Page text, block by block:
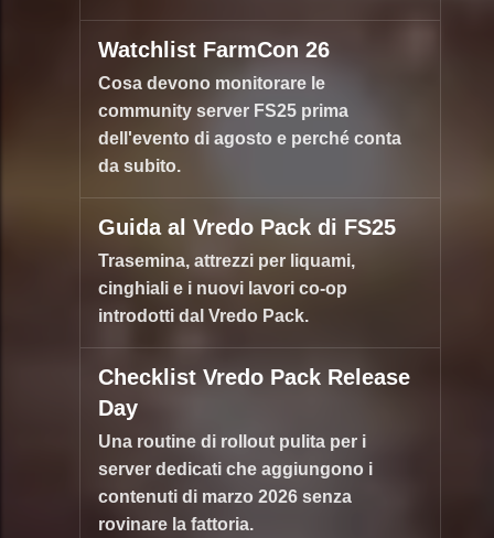
Watchlist FarmCon 26
Cosa devono monitorare le
community server FS25 prima
dell'evento di agosto e perché conta
da subito.
Guida al Vredo Pack di FS25
Trasemina, attrezzi per liquami,
cinghiali e i nuovi lavori co-op
introdotti dal Vredo Pack.
Checklist Vredo Pack Release
Day
Una routine di rollout pulita per i
server dedicati che aggiungono i
contenuti di marzo 2026 senza
rovinare la fattoria.